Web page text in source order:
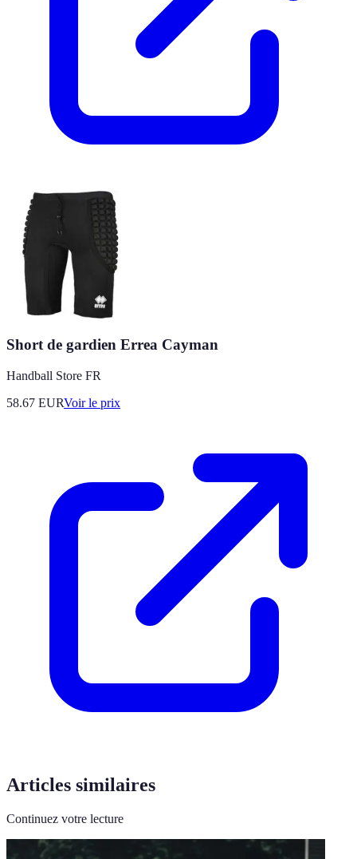
Short de gardien Errea Cayman
Handball Store FR
58.67 EURVoir le prix
Articles similaires
Continuez votre lecture